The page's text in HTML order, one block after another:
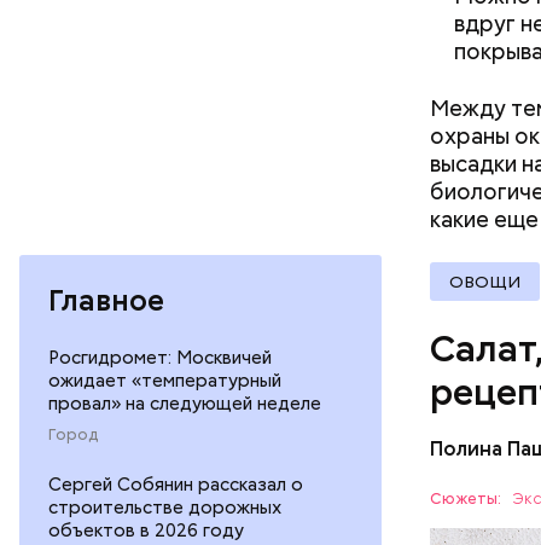
Главное
Росгидромет: Москвичей
ожидает «температурный
провал» на следующей неделе
Город
Сергей Собянин рассказал о
строительстве дорожных
объектов в 2026 году
вдруг
Между
охраны
высадки
какие
ОВОЩИ
Полина
Сюжеты:
ЕДА
Вред